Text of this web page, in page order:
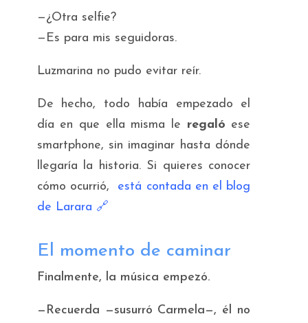
—¿Otra selfie?
—Es para mis seguidoras.
Luzmarina no pudo evitar reír.
De hecho, todo había empezado el
día en que ella misma le regaló ese
smartphone, sin imaginar hasta dónde
llegaría la historia. Si quieres conocer
cómo ocurrió,
está contada en el blog
de Larara 🔗
El momento de caminar
Finalmente, la música empezó.
—Recuerda —susurró Carmela—, él no